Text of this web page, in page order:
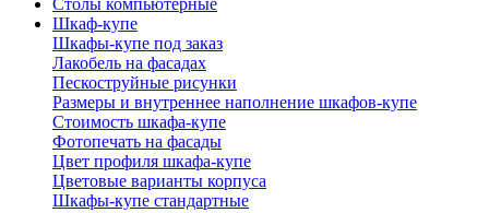
Шкаф-купе
Шкафы-купе под заказ
Лакобель на фасадах
Пескоструйные рисунки
Размеры и внутреннее наполнение шкафов-купе
Стоимость шкафа-купе
Фотопечать на фасады
Цвет профиля шкафа-купе
Цветовые варианты корпуса
Шкафы-купе стандартные